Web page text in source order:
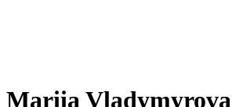
Mariia Vladymyrova